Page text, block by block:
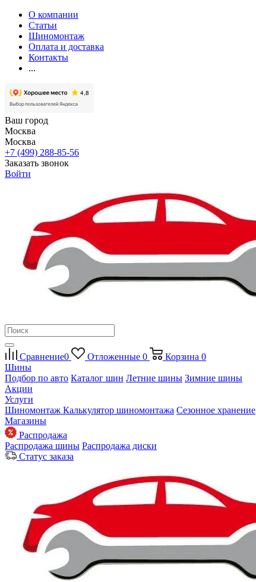
О компании
Статьи
Шиномонтаж
Оплата и доставка
Контакты
...
Ваш город
Москва
Москва
+7 (499) 288-85-56
Заказать звонок
Войти
Сравнение0 Отложенные 0 Корзина 0
Шины
Подбор по авто Каталог шин Летние шины Зимние шины
Акции
Услуги
Шиномонтаж Калькулятор шиномонтажа Сезонное хранение
Магазины
Распродажа
Распродажа шины Распродажа диски
Статус заказа